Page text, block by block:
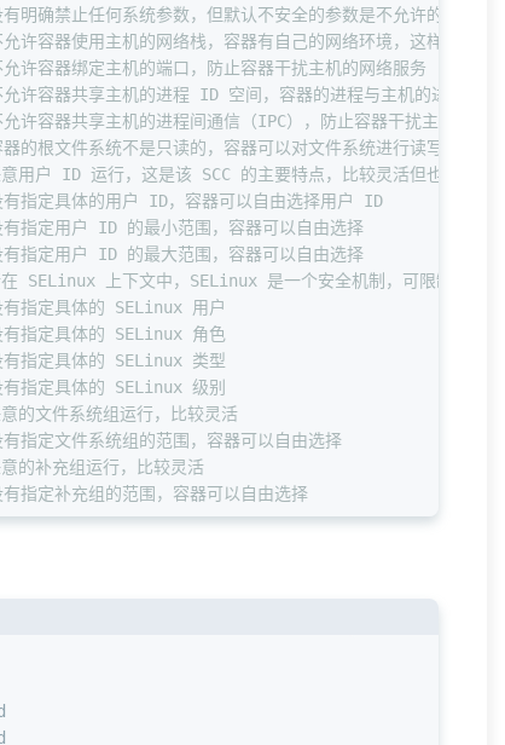
明确禁止任何系统参数，但默认不安全的参数是不允许的
许容器使用主机的网络栈，容器有自己的网络环境，这样更安
许容器绑定主机的端口，防止容器干扰主机的网络服务
许容器共享主机的进程 ID 空间，容器的进程与主机的进程是
许容器共享主机的进程间通信（IPC），防止容器干扰主机的
的根文件系统不是只读的，容器可以对文件系统进行读写操作
用户 ID 运行，这是该 SCC 的主要特点，比较灵活但也需谨
指定具体的用户 ID，容器可以自由选择用户 ID
指定用户 ID 的最小范围，容器可以自由选择
指定用户 ID 的最大范围，容器可以自由选择
SELinux 上下文中，SELinux 是一个安全机制，可限制容
指定具体的 SELinux 用户
指定具体的 SELinux 角色
指定具体的 SELinux 类型
指定具体的 SELinux 级别
的文件系统组运行，比较灵活
指定文件系统组的范围，容器可以自由选择
的补充组运行，比较灵活
指定补充组的范围，容器可以自由选择